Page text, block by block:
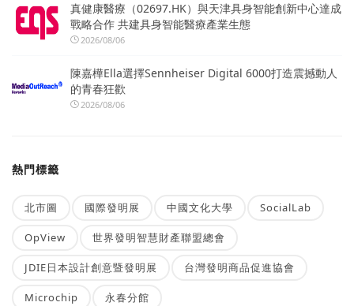
真健康醫療（02697.HK）與天津具身智能創新中心達成
戰略合作 共建具身智能醫療產業生態
2026/08/06
陳嘉樺Ella選擇Sennheiser Digital 6000打造震撼動人
的青春狂歡
2026/08/06
熱門標籤
北市圖 國際發明展 中國文化大學 SocialLab
OpView 世界發明智慧財產聯盟總會
JDIE日本設計創意暨發明展 台灣發明商品促進協會
Microchip 永春分館